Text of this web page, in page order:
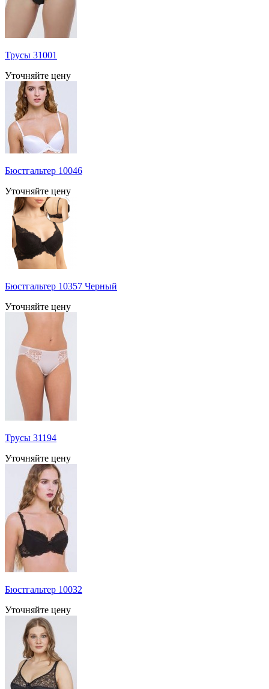
Трусы 31001
Уточняйте цену
Бюстгальтер 10046
Уточняйте цену
Бюстгальтер 10357 Черный
Уточняйте цену
Трусы 31194
Уточняйте цену
Бюстгальтер 10032
Уточняйте цену